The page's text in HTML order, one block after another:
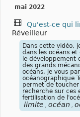
mai 2022
Qu'est-ce qui
Réveilleur
Dans cette vidéo,
dans les océans
le développement
des grands
océans, je vous
océanographique
permet de
recherche sur ces
fertilisation de
limite océan